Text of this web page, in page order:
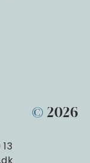
© 2026